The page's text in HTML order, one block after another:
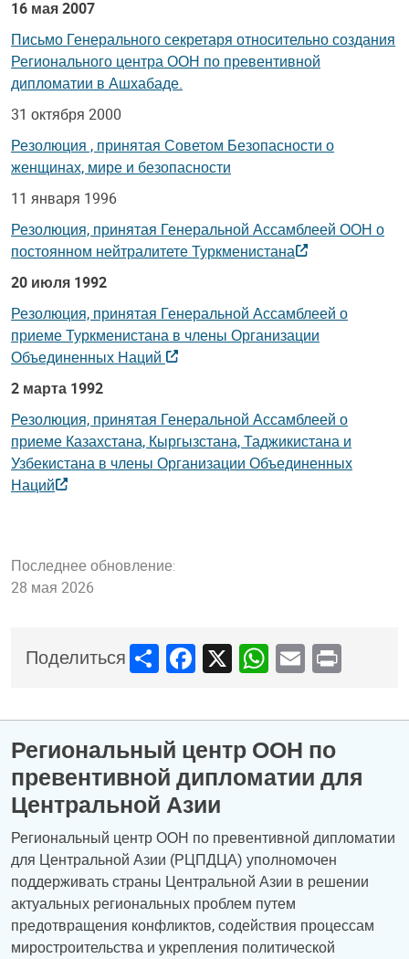
16 мая 2007
Письмо Генерального секретаря относительно создания
Регионального центра ООН по превентивной
дипломатии в Ашхабаде.
31 октября 2000
Резолюция , принятая Советом Безопасности о
женщинах, мире и безопасности
11 января 1996
Резолюция, принятая Генеральной Ассамблеей ООН о
постоянном нейтралитете Туркменистана
20 июля 1992
Резолюция, принятая Генеральной Ассамблеей о
приеме Туркменистана в члены Организации
Объединенных Наций
2 марта 1992
Резолюция, принятая Генеральной Ассамблеей о
приеме Казахстана, Кыргызстана, Таджикистана и
Узбекистана в члены Организации Объединенных
Наций
Последнее обновление:
28 мая 2026
ПоделитьсяShareFacebook
X WhatsApp
Email
Print
Региональный центр ООН по
превентивной дипломатии для
Центральной Азии
Региональный центр ООН по превентивной дипломатии
для Центральной Азии (РЦПДЦА) уполномочен
поддерживать страны Центральной Азии в решении
актуальных региональных проблем путем
предотвращения конфликтов, содействия процессам
миростроительства и укрепления политической